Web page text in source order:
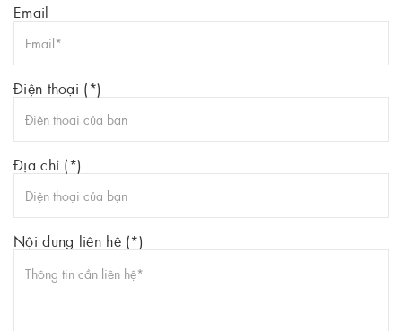
Email
Điện thoại (*)
Địa chỉ (*)
Nội dung liên hệ (*)